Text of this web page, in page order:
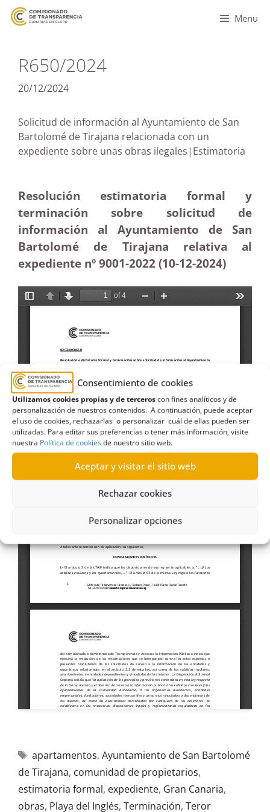
Consentimiento de cookies
Utilizamos cookies propias y de terceroscon fines analíticos y de
personalización de nuestros contenidos. A continuación, puede aceptar
el uso de cookies, rechazarlas o personalizar cuál de ellas pueden ser
utilizadas. Para editar sus preferencias o tener más información, visite
nuestra Política de cookiesde nuestro sitio web.
Aceptar y visitar el sitio web
Rechazar cookies
Personalizar opciones
Menu
R650/2024
20/12/2024
Solicitud de información al Ayuntamiento de San
Bartolomé de Tirajana relacionada con un
expediente sobre unas obras ilegales|Estimatoria
Resolución estimatoria formal y
terminación sobre solicitud de
información al Ayuntamiento de San
Bartolomé de Tirajana relativa al
expediente nº 9001-2022 (10-12-2024)
apartamentos, Ayuntamiento de San Bartolomé
de Tirajana, comunidad de propietarios,
estimatoria formal, expediente, Gran Canaria,
obras, Playa del Inglés, Terminación, Teror